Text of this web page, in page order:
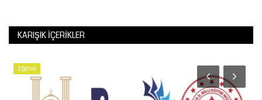
KARIŞIK İÇERIKLER
Eğitim